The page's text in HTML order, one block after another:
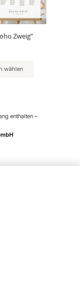
Zweig”
wählen
enthalten –